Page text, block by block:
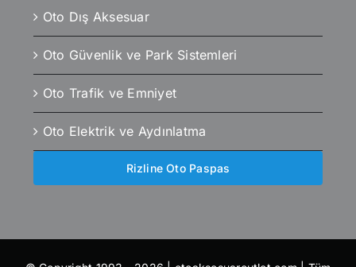
Oto Dış Aksesuar
Oto Güvenlik ve Park Sistemleri
Oto Trafik ve Emniyet
Oto Elektrik ve Aydınlatma
Rizline Oto Paspas